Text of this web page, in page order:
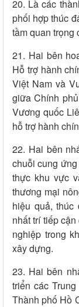
20. Là các
phối hợp thúc
tầm quan trọng
21. Hai bên
Hỗ trợ hành
Việt Nam và
giữa Chính
Vương quốc
hỗ trợ hành
22. Hai bên
chuỗi cung
thực khu vực
thương mại
hiệu quả,
nhất trí tiếp
nghiệp trong
xây dựng.
23. Hai bên
triển các
Thành phố Hồ